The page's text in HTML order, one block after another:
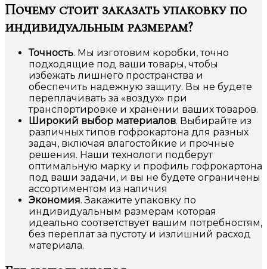
Почему стоит заказать упаковку по
индивидуальным размерам?
Точность. Мы изготовим коробки, точно
подходящие под ваши товары, чтобы
избежать лишнего пространства и
обеспечить надежную защиту. Вы не будете
переплачивать за «воздух» при
транспортировке и хранении ваших товаров.
Широкий выбор материалов. Выбирайте из
различных типов гофрокартона для разных
задач, включая влагостойкие и прочные
решения. Наши технологи подберут
оптимальную марку и профиль гофрокартона
под ваши задачи, и вы не будете ограничены
ассортиментом из наличия
Экономия. Закажите упаковку по
индивидуальным размерам которая
идеально соответствует вашим потребностям,
без переплат за пустоту и излишний расход
материала.